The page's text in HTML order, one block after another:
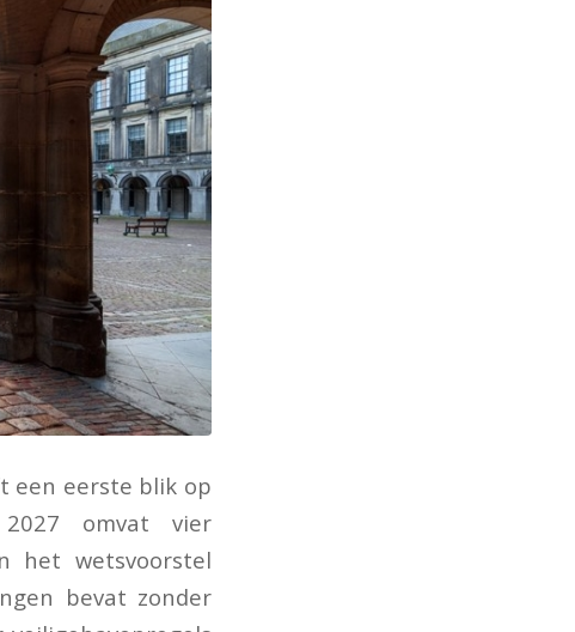
een eerste blik op
omvat vier
het wetsvoorstel
bevat zonder